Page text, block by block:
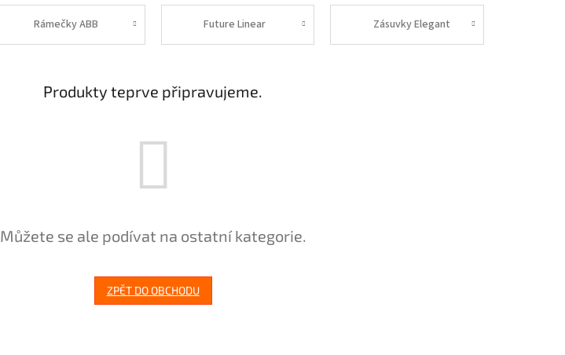
Rámečky ABB Future Linear Zásuvky Elegant
Produkty teprve připravujeme.
Můžete se ale podívat na ostatní kategorie.
ZPĚT DO OBCHODU